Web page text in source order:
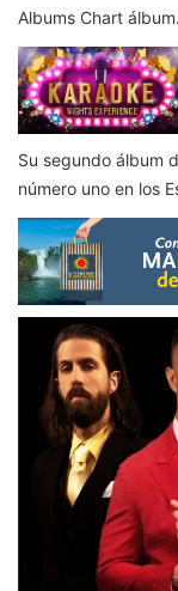
Albums Chart álbum.
Su segundo álbum
número uno en los